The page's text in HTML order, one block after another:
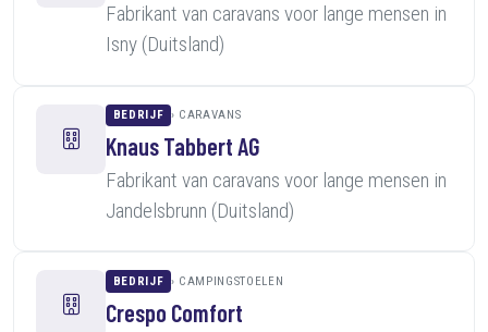
Fabrikant van caravans voor lange mensen in
Isny (Duitsland)
BEDRIJF CARAVANS
Knaus Tabbert AG
Fabrikant van caravans voor lange mensen in
Jandelsbrunn (Duitsland)
BEDRIJF CAMPINGSTOELEN
Crespo Comfort